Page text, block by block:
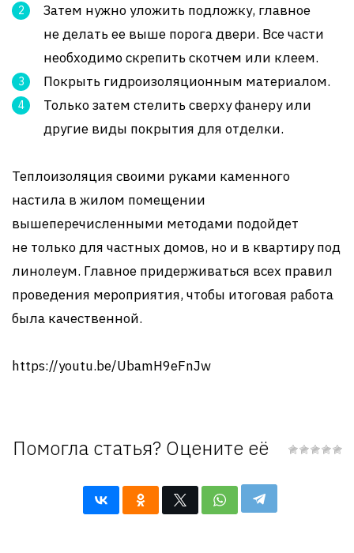
Затем нужно уложить подложку, главное
не делать ее выше порога двери. Все части
необходимо скрепить скотчем или клеем.
Покрыть гидроизоляционным материалом.
Только затем стелить сверху фанеру или
другие виды покрытия для отделки.
Теплоизоляция своими руками каменного
настила в жилом помещении
вышеперечисленными методами подойдет
не только для частных домов, но и в квартиру под
линолеум. Главное придерживаться всех правил
проведения мероприятия, чтобы итоговая работа
была качественной.
https://youtu.be/UbamH9eFnJw
Помогла статья? Оцените её